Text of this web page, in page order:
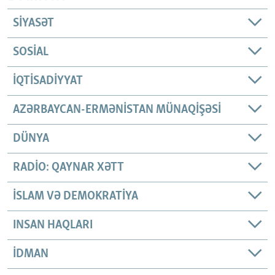
SIYASƏT
SOSIAL
İQTISADIYYAT
AZƏRBAYCAN-ERMƏNISTAN MÜNAQIŞƏSI
DÜNYA
RADIO: QAYNAR XƏTT
İSLAM VƏ DEMOKRATIYA
INSAN HAQLARI
İDMAN